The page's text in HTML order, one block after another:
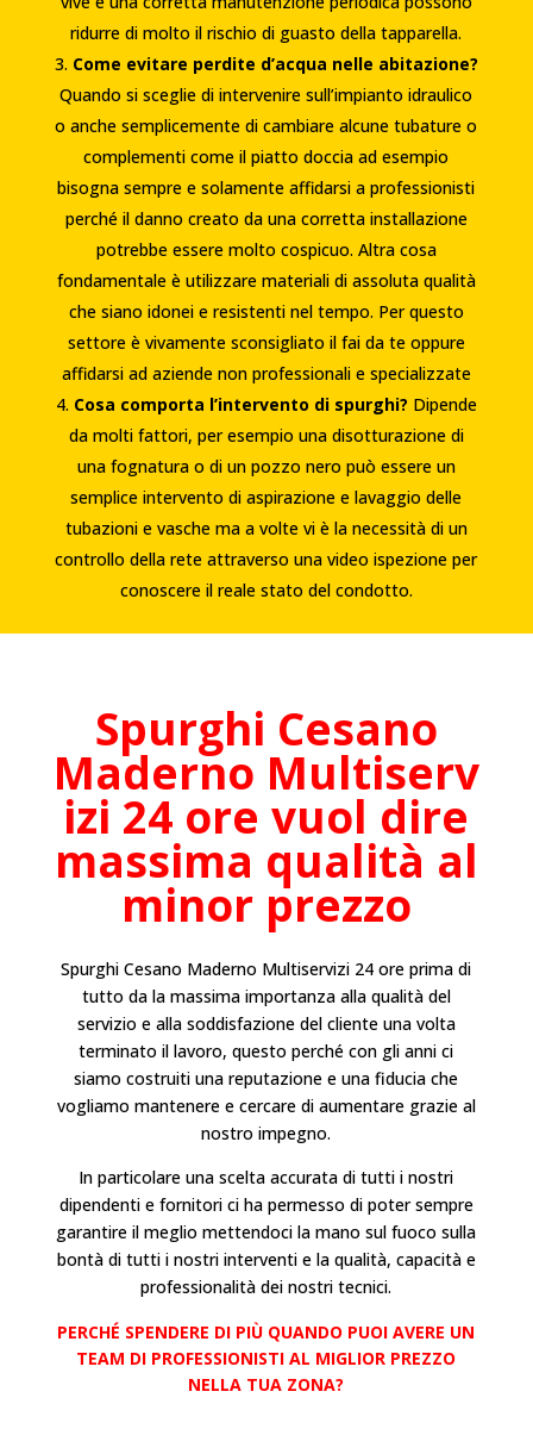
ridurre di molto il rischio di guasto della tapparella.
Come evitare perdite d’acqua nelle abitazione?
Quando si sceglie di intervenire sull’impianto idraulico
o anche semplicemente di cambiare alcune tubature o
complementi come il piatto doccia ad esempio
bisogna sempre e solamente affidarsi a professionisti
perché il danno creato da una corretta installazione
potrebbe essere molto cospicuo. Altra cosa
fondamentale è utilizzare materiali di assoluta qualità
che siano idonei e resistenti nel tempo. Per questo
settore è vivamente sconsigliato il fai da te oppure
affidarsi ad aziende non professionali e specializzate
Cosa comporta l’intervento di spurghi? Dipende
da molti fattori, per esempio una disotturazione di
una fognatura o di un pozzo nero può essere un
semplice intervento di aspirazione e lavaggio delle
tubazioni e vasche ma a volte vi è la necessità di un
controllo della rete attraverso una video ispezione per
conoscere il reale stato del condotto.
Spurghi Cesano
Maderno Multiserv
izi 24 ore vuol dire
massima qualità al
minor prezzo
Spurghi Cesano Maderno Multiservizi 24 ore prima di
tutto da la massima importanza alla qualità del
servizio e alla soddisfazione del cliente una volta
terminato il lavoro, questo perché con gli anni ci
siamo costruiti una reputazione e una fiducia che
vogliamo mantenere e cercare di aumentare grazie al
nostro impegno.
In particolare una scelta accurata di tutti i nostri
dipendenti e fornitori ci ha permesso di poter sempre
garantire il meglio mettendoci la mano sul fuoco sulla
bontà di tutti i nostri interventi e la qualità, capacità e
professionalità dei nostri tecnici.
PERCHÉ SPENDERE DI PIÙ QUANDO PUOI AVERE UN
TEAM DI PROFESSIONISTI AL MIGLIOR PREZZO
NELLA TUA ZONA?